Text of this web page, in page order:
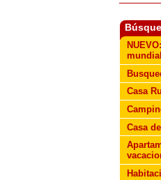
mundial
Casa
Casa